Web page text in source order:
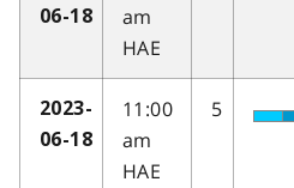
06-18
am
HAE
2023-
06-18
11:00
am
HAE
5